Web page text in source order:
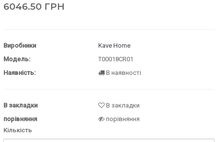
6046.50 ГРН
Виробники
Kave Home
Модель:
T00018CR01
Наявність:
В наявності
В закладки
В закладки
порівняння
порівняння
Кількість